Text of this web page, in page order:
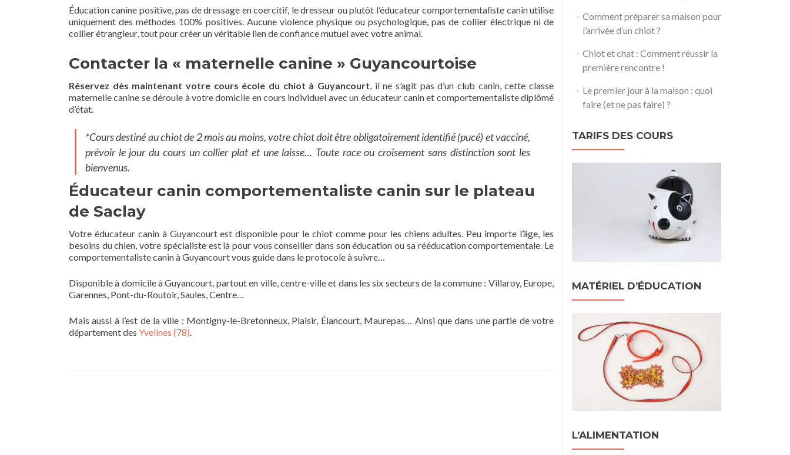
Éducation canine positive, pas de dressage en coercitif, le dresseur ou plutôt l’éducateur comportementaliste canin utilise
uniquement des méthodes 100% positives. Aucune violence physique ou psychologique, pas de collier électrique ni de
collier étrangleur, tout pour créer un véritable lien de confiance mutuel avec votre animal.
Contacter la « maternelle canine » Guyancourtoise
Réservez dès maintenant votre cours école du chiot à Guyancourt, il ne s’agit pas d’un club canin, cette classe
maternelle canine se déroule à votre domicile en cours individuel avec un éducateur canin et comportementaliste diplômé
d’état.
*Cours destiné au chiot de 2 mois au moins, votre chiot doit être obligatoirement identifié (pucé) et vacciné,
prévoir le jour du cours un collier plat et une laisse… Toute race ou croisement sans distinction sont les
bienvenus.
Éducateur canin comportementaliste canin sur le plateau
de Saclay
Votre éducateur canin à Guyancourt est disponible pour le chiot comme pour les chiens adultes. Peu importe l’âge, les
besoins du chien, votre spécialiste est là pour vous conseiller dans son éducation ou sa rééducation comportementale. Le
comportementaliste canin à Guyancourt vous guide dans le protocole à suivre…
Disponible à domicile à Guyancourt, partout en ville, centre-ville et dans les six secteurs de la commune : Villaroy, Europe,
Garennes, Pont-du-Routoir, Saules, Centre…
Mais aussi à l’est de la ville : Montigny-le-Bretonneux, Plaisir, Élancourt, Maurepas… Ainsi que dans une partie de votre
département des Yvelines (78).
Comment préparer sa maison pour
l’arrivée d’un chiot ?
Chiot et chat : Comment réussir la
première rencontre !
Le premier jour à la maison : quoi
faire (et ne pas faire) ?
TARIFS DES COURS
MATÉRIEL D’ÉDUCATION
L’ALIMENTATION